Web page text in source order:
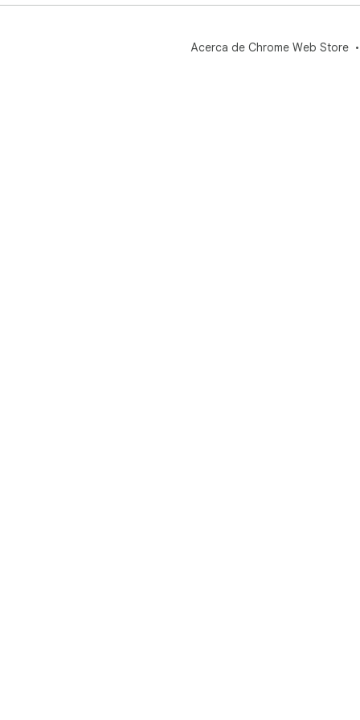
Acerca de Chrome Web Store